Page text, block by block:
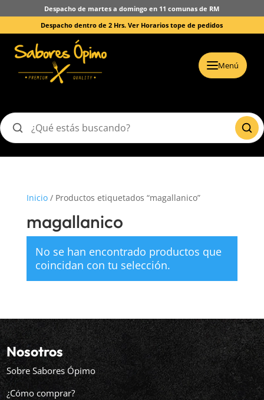
Despacho de martes a domingo en 11 comunas de RM
Despacho dentro de 2 Hrs.Ver Horarios tope de pedidos
Menú
Buscar
Inicio/ Productos etiquetados “magallanico”
magallanico
No se han encontrado productos que
coincidan con tu selección.
Nosotros
Sobre Sabores Ópimo
¿Cómo comprar?